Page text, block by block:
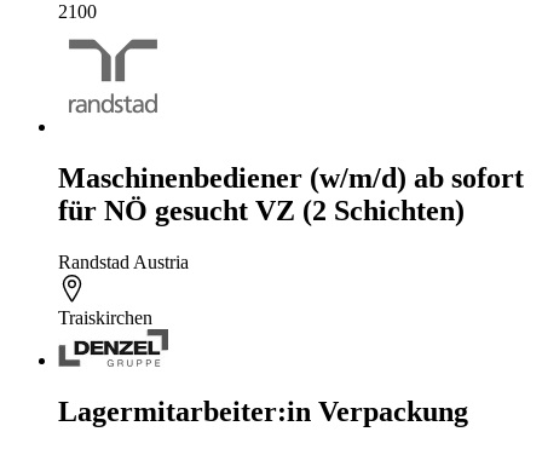
2100
Maschinenbediener (w/m/d) ab sofort
für NÖ gesucht VZ (2 Schichten)
Randstad Austria
Traiskirchen
Lagermitarbeiter:in Verpackung